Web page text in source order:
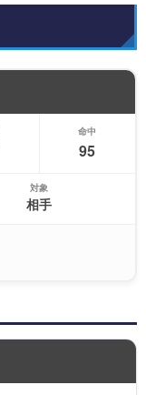
命中
95
対象
相手